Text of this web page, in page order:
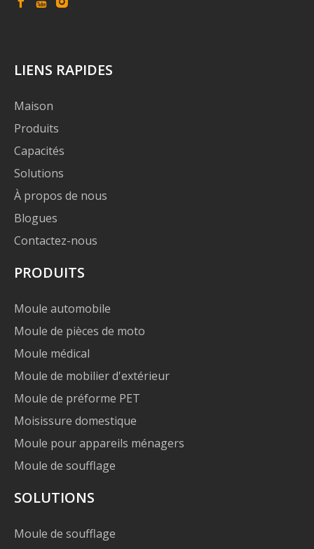
LIENS RAPIDES
Maison
Produits
Capacités
Solutions
À propos de nous
Blogues
Contactez-nous
PRODUITS
Moule automobile
Moule de pièces de moto
Moule médical
Moule de mobilier d'extérieur
Moule de préforme PET
Moisissure domestique
Moule pour appareils ménagers
Moule de soufflage
SOLUTIONS
Moule de soufflage